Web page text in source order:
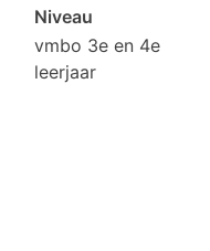
Niveau
vmbo 3e en 4e
leerjaar